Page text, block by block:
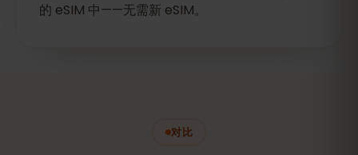
的 eSIM 中——无需新 eSIM。
对比